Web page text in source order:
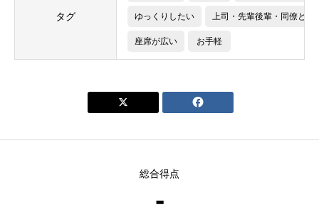
タグ ゆっくりしたい 上司・先輩後輩・同僚と
座席が広い お手軽
 
総合得点
-